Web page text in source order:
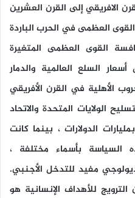
الافريقي إلى القرن العشرين
العظمى في الحرب الباردة
القوى العظمى المتغيرة
السلع العالمية والدمار
الأهلية في القرن الأفريقي
الولايات المتحدة والاتحاد
الدولارات ، بينما كانت
السياسة بأسماء مختلفة ،
مفيد للتدخل الأجنبي.
للأهداف الإنسانية هو